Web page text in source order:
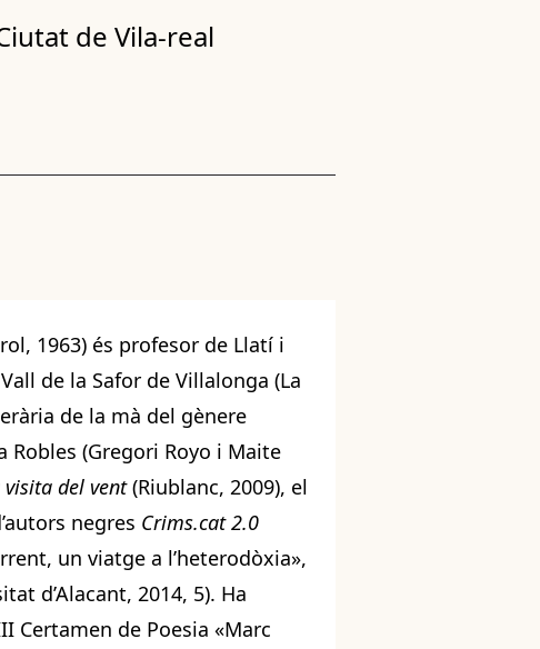
de Vila-real
1963) és profesor de Llatí i
de la Safor de Villalonga (La
de la mà del gènere
Robles (Gregori Royo i Maite
visita del vent(Riublanc, 2009), el
negres Crims.cat 2.0
un viatge a l’heterodòxia»,
d’Alacant, 2014, 5). Ha
Certamen de Poesia «Marc